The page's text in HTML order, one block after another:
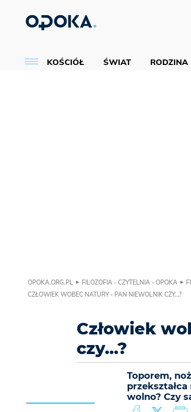
KOŚCIÓŁ ŚWIAT RODZINA
OPOKA.ORG.PL FILOZOFIA - CZYTELNIA - OPOKA
CZŁOWIEK WOBEC NATURY - PAN NIEWOLNIK CZY...?
Człowiek
czy...?
Toporem,
wolno? Czy